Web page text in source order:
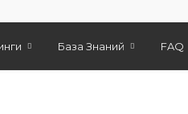
База Знаний FAQ